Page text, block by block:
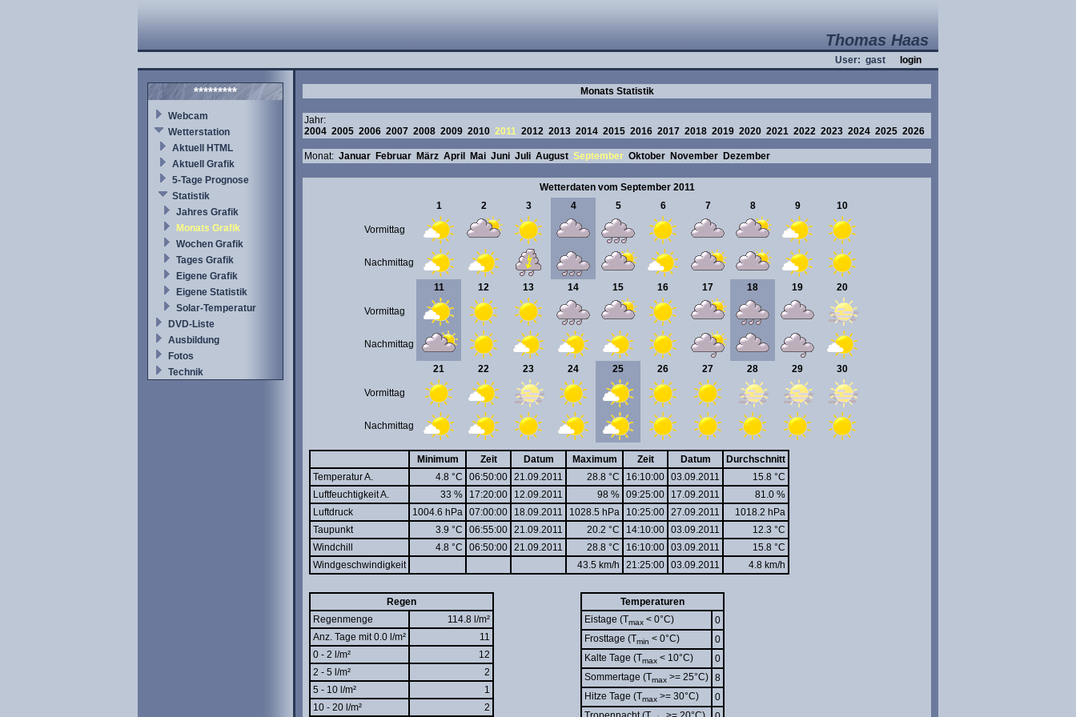
Thomas Haas
User: gast login
*********
Webcam
Wetterstation
Aktuell HTML
Aktuell Grafik
5-Tage Prognose
Statistik
Jahres Grafik
Monats Grafik
Wochen Grafik
Tages Grafik
Eigene Grafik
Eigene Statistik
Solar-Temperatur
DVD-Liste
Ausbildung
Fotos
Technik
Monats Statistik
Jahr:
2004 2005 2006 2007 2008 2009 2010 2011 2012 2013 2014 2015 2016 2017 2018 2019 2020 2021 2022 2023 2024 2025 2026
Monat: Januar Februar März April Mai Juni Juli August September Oktober November Dezember
Wetterdaten vom September 2011
1
2 3 4 5 6 7 8 9 10
Vormittag
Nachmittag
11 12 13 14 15 16 17 18 19 20
Vormittag
Nachmittag
21 22 23 24 25 26 27 28 29 30
Vormittag
Nachmittag
Minimum Zeit Datum Maximum Zeit Datum
Durchschnitt
Temperatur A.
4.8 °C 06:50:00 21.09.2011 28.8 °C 16:10:00 03.09.2011
15.8 °C
Luftfeuchtigkeit A.
33 % 17:20:00 12.09.2011 98 % 09:25:00 17.09.2011
81.0 %
Luftdruck
1004.6 hPa 07:00:00 18.09.2011 1028.5 hPa 10:25:00 27.09.2011
1018.2 hPa
Taupunkt
3.9 °C 06:55:00 21.09.2011 20.2 °C 14:10:00 03.09.2011
12.3 °C
Windchill
4.8 °C 06:50:00 21.09.2011 28.8 °C 16:10:00 03.09.2011
15.8 °C
Windgeschwindigkeit
43.5 km/h 21:25:00 03.09.2011 4.8 km/h
Regen
Regenmenge
114.8 l/m²
Anz. Tage mit 0.0 l/m²
11
0 - 2 l/m²
12
2 - 5 l/m²
2
5 - 10 l/m²
1
10 - 20 l/m²
2
Temperaturen
Eistage (Tmax < 0°C)
0
Frosttage (Tmin < 0°C)
0
Kalte Tage (Tmax < 10°C)
0
Sommertage (Tmax >= 25°C) 8
Hitze Tage (Tmax >= 30°C)
0